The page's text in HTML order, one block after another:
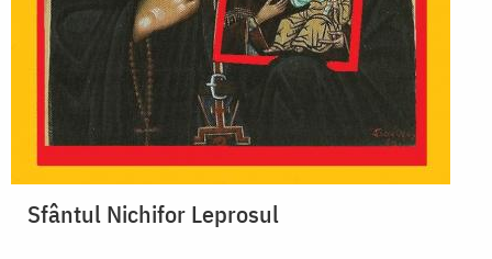
Sfântul Nichifor Leprosul